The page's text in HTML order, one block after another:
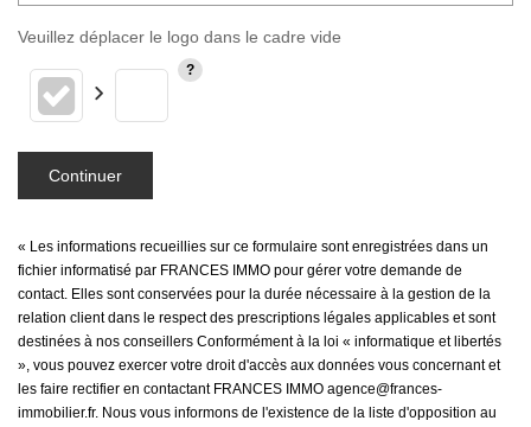
Veuillez déplacer le logo dans le cadre vide
Continuer
« Les informations recueillies sur ce formulaire sont enregistrées dans un
fichier informatisé par FRANCES IMMO pour gérer votre demande de
contact. Elles sont conservées pour la durée nécessaire à la gestion de la
relation client dans le respect des prescriptions légales applicables et sont
destinées à nos conseillers Conformément à la loi « informatique et libertés
», vous pouvez exercer votre droit d'accès aux données vous concernant et
les faire rectifier en contactant FRANCES IMMO agence@frances-
immobilier.fr. Nous vous informons de l'existence de la liste d'opposition au